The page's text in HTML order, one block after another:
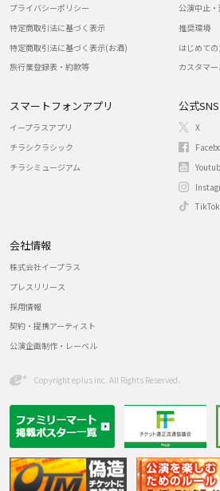
プライバシーポリシー
特定商取引法に基づく表示
特定商取引法に基づく表示(お酒)
旅行業登録表・約款等
公演中止
推奨環境
はじめて
カスタマ
スマートフォンアプリ
イープラスアプリ
チラシクラシック
チラシミュージアム
公式SNS
X
TikTok
会社情報
株式会社イープラス
プレスリリース
採用情報
契約・提携アーティスト
公演企画制作・レーベル
Copyright eplus inc. All Rights Reserved.